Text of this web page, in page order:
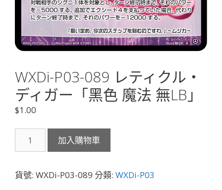
WXDi-P03-089 レティクル・
ディガー「黑色 魔法 無LB」
$1.00
P03-
レ
加入購物車
貨號: WXDi-P03-089 分類: WXDi-P03